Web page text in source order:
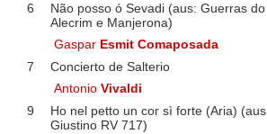
6
Não posso ó Sevadi (aus: Guerras do
Alecrim e Manjerona)
Gaspar Esmit Comaposada
7
Concierto de Salterio
AntonioVivaldi
9
Ho nel petto un cor sì forte (Aria) (aus
Giustino RV 717)